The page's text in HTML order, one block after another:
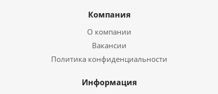
Компания
О компании
Вакансии
Политика конфиденциальности
Информация